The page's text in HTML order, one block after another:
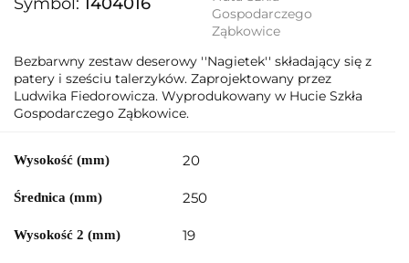
Gospodarczego
Ząbkowice
Bezbarwny zestaw deserowy ''Nagietek'' składający się z
patery i sześciu talerzyków. Zaprojektowany przez
Ludwika Fiedorowicza. Wyprodukowany w Hucie Szkła
Gospodarczego Ząbkowice.
Wysokość (mm) 20
Średnica (mm) 250
Wysokość 2 (mm) 19